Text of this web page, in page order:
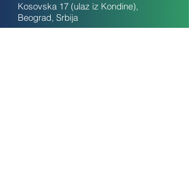
Kosovska 17 (ulaz iz Kondine),
Beograd, Srbija